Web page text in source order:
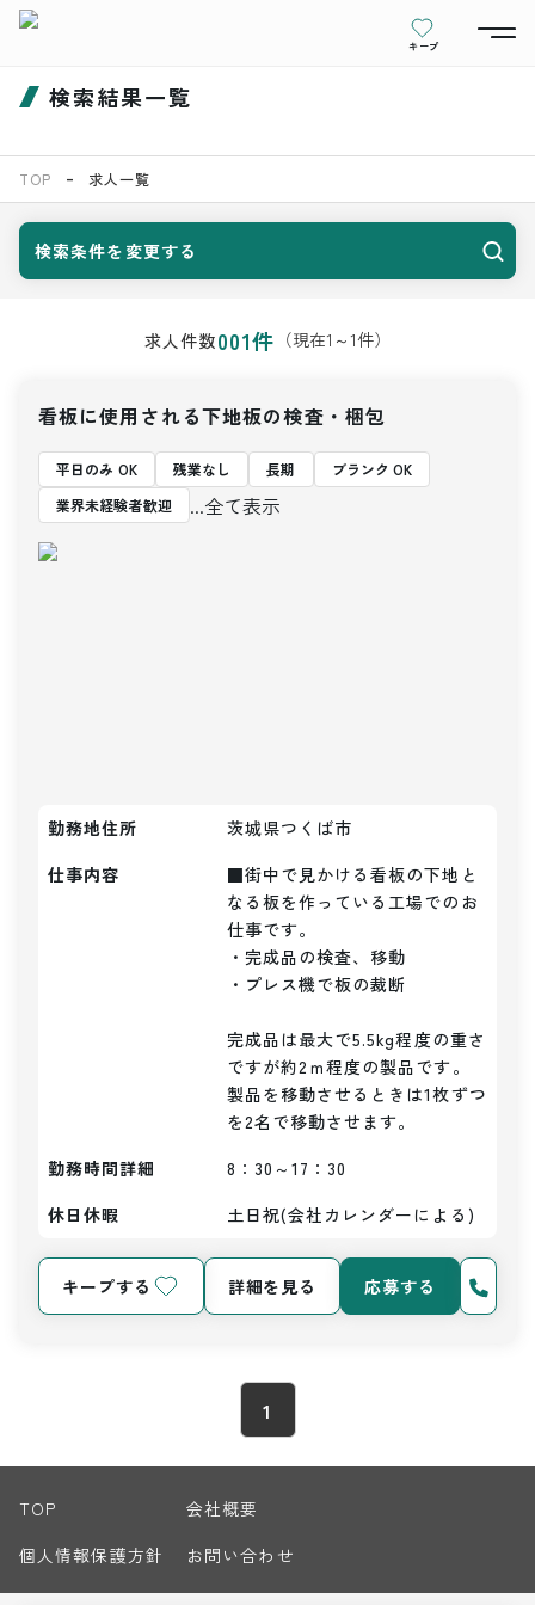
キープ
検索結果一覧
TOP 求人一覧
検索条件を変更する
求人件数001件 （現在1 ～1件）
看板に使用される下地板の検査・梱包
平日のみ OK 残業なし 長期
ブランク OK
業界未経験者歓迎
...全て表示
勤務地住所
茨城県つくば市
仕事内容
■街中で見かける看板の下地と
なる板を作っている工場でのお
仕事です。
・完成品の検査、移動
・プレス機で板の裁断
完成品は最大で5.5kg程度の重さ
ですが約2ｍ程度の製品です。
製品を移動させるときは1枚ずつ
を2名で移動させます。
勤務時間詳細
8：30～17：30
休日休暇
土日祝(会社カレンダーによる)
キープする 詳細を見る 応募する
1
TOP
会社概要
個人情報保護方針
お問い合わせ